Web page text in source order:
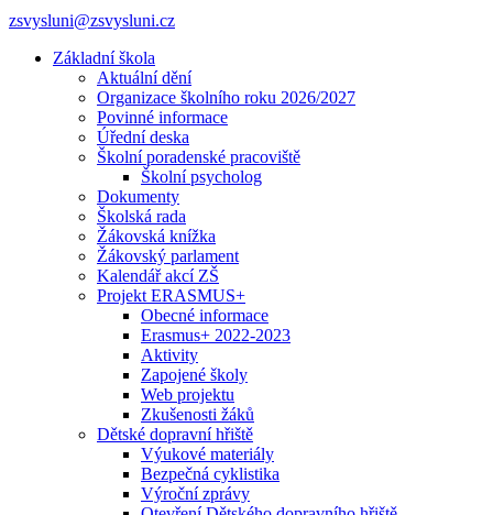
zsvysluni@zsvysluni.cz
Základní škola
Aktuální dění
Organizace školního roku 2026/2027
Povinné informace
Úřední deska
Školní poradenské pracoviště
Školní psycholog
Dokumenty
Školská rada
Žákovská knížka
Žákovský parlament
Kalendář akcí ZŠ
Projekt ERASMUS+
Obecné informace
Erasmus+ 2022-2023
Aktivity
Zapojené školy
Web projektu
Zkušenosti žáků
Dětské dopravní hřiště
Výukové materiály
Bezpečná cyklistika
Výroční zprávy